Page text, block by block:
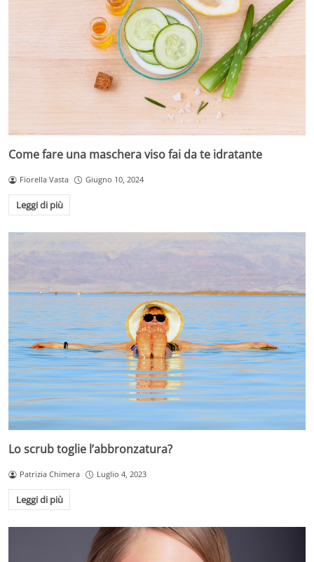
Come fare una maschera viso fai da te idratante
Fiorella Vasta Giugno 10, 2024
Leggi di più
Lo scrub toglie l’abbronzatura?
Patrizia Chimera Luglio 4, 2023
Leggi di più